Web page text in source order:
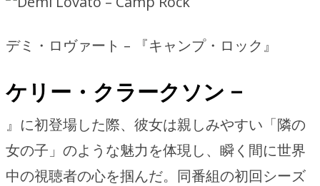
デミ・ロヴァート – 『キャンプ・ロック』
ケリー・クラークソン –
』に初登場した際、彼女は親しみやすい「隣の
女の子」のような魅力を体現し、瞬く間に世界
中の視聴者の心を掴んだ。同番組の初回シーズ